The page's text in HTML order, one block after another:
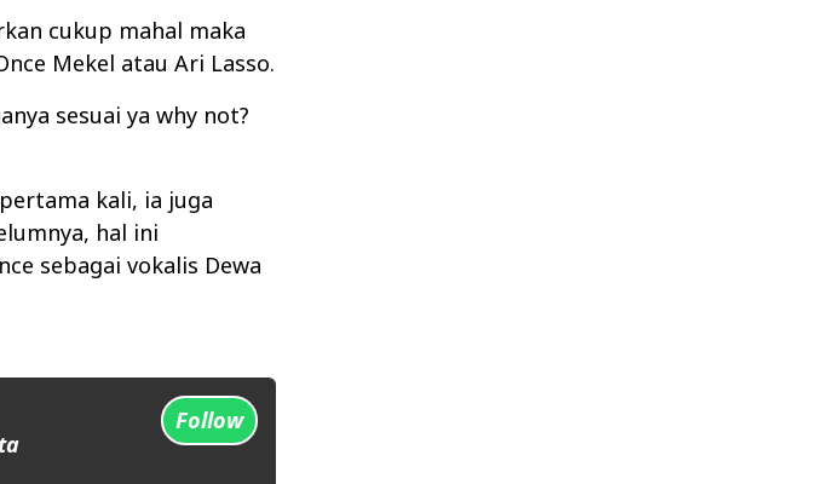
cukup mahal maka
Mekel atau Ari Lasso.
sesuai ya why not?
kali, ia juga
hal ini
sebagai vokalis Dewa
Follow